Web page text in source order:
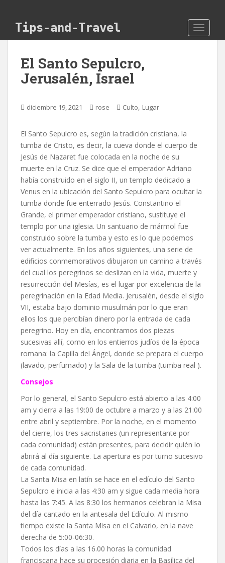
Tips-and-Travel
El Santo Sepulcro,
Jerusalén, Israel
diciembre 19, 2021 rose Culto, Lugar
El Santo Sepulcro es, según la tradición cristiana, la
tumba de Cristo, es decir, la cueva donde el cuerpo de
Jesús de Nazaret fue colocada en la noche de su
muerte en la Cruz. Se dice que el emperador Adriano
había construido en el siglo II, un templo dedicado a
Venus en la ubicación del Santo Sepulcro para ocultar la
tumba donde fue enterrado Jesús. Constantino el
Grande, el primer emperador cristiano, sustituye el
templo por una iglesia. Un santuario de mármol fue
construido sobre la tumba y esto es lo que podemos
ver actualmente. En los años siguientes, una serie de
edificios conmemorativos dibujaron un camino a través
del cual los peregrinos se deslizan en la vida, muerte y
resurrección del Mesías, es el lugar por excelencia de la
peregrinación en la Edad Media. Jerusalén, desde el siglo
VII, estaba bajo dominio musulmán por lo que eran
ellos los que percibían dinero por la entrada de cada
peregrino. Hoy en día, encontramos dos piezas
sucesivas allí, como en los entierros judíos de la época
romana: la Capilla del Ángel, donde se prepara el cuerpo
(lavado, perfumado) y la Sala de la tumba (tumba real ).
Consejos
Por lo general, el Santo Sepulcro está abierto a las 4:00
am y cierra a las 19:00 de octubre a marzo y a las 21:00
entre abril y septiembre. Por la noche, en el momento
del cierre, los tres sacristanes (un representante por
cada comunidad) están presentes, para decidir quién lo
abrirá al día siguiente. La apertura es por turno sucesivo
de cada comunidad.
La Santa Misa en latín se hace en el edículo del Santo
Sepulcro e inicia a las 4:30 am y sigue cada media hora
hasta las 7:45. A las 8:30 los hermanos celebran la Misa
del día cantado en la antesala del Edículo. Al mismo
tiempo existe la Santa Misa en el Calvario, en la nave
derecha de 5:00-06:30.
Todos los días a las 16.00 horas la comunidad
franciscana hace su procesión diaria en la Basílica del